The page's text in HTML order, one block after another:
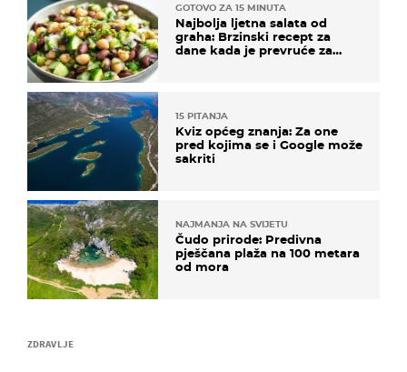
ZDRAVLJE
GOTOVO ZA 15 MINUTA
Najbolja ljetna salata od
graha: Brzinski recept za
dane kada je prevruće za
15 PITANJA
Kviz općeg znanja: Za one
pred kojima se i Google može
sakriti
NAJMANJA NA SVIJETU
Čudo prirode: Predivna
pješčana plaža na 100 metara
od mora